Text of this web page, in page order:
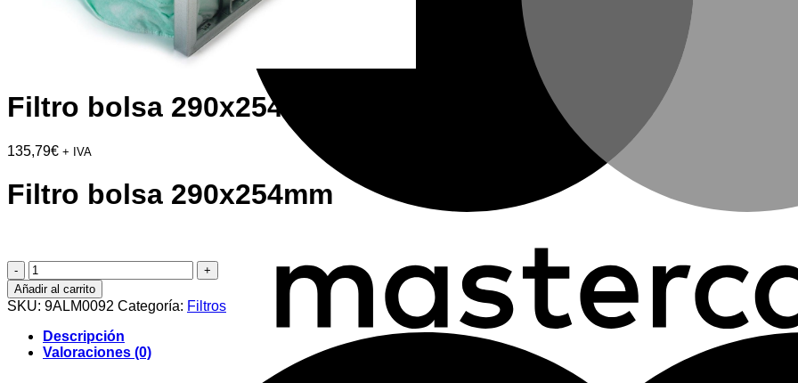
Filtro bolsa 290x254mm
135,79€ + IVA
Filtro bolsa 290x254mm
Filtro
bolsa
290x254mm
cantidad
Añadir al carrito
SKU: 9ALM0092 Categoría: Filtros
Descripción
Valoraciones (0)